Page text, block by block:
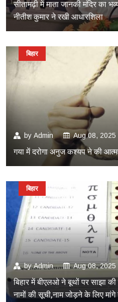
सीतामढ़ी में माता जानकी मंदिर का
नीतीश कुमार ने रखी आधारशिला
by Admin Aug 08, 2025
गया में दरोगा अनुज कश्यप ने की
बिहार
byAdmin Aug 08, 2025
बिहार में बीएलओ ने बूथों पर साझा
नामों की सूची,नाम जोड़ने के लिए
बिहार